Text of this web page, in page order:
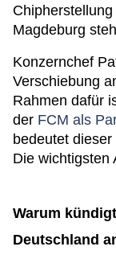
Magdeburg
Konzernchef
Verschiebung
Rahmen dafür
der FCM als
bedeutet
Die wichtigsten
Warum
Deutschland